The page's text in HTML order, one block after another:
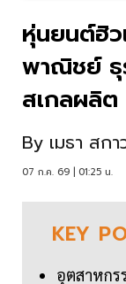
หุ่นยนต์ฮิว
พาณิชย์ ธุ
สเกลผลิต
By เมธา สก
07 ก.ค. 69 | 01:25 น.
KEY
อุตสาหก